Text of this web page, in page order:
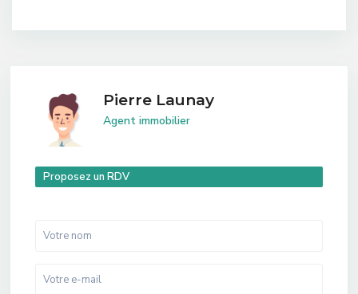
Pierre Launay
Agent immobilier
Proposez un RDV